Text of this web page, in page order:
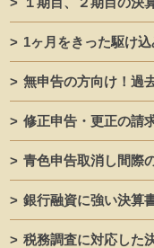
1ヶ月をきった駆け
無申告の方向け！過
修正申告・更正の請
青色申告取消し間際
銀行融資に強い決算
税務調査に対応した